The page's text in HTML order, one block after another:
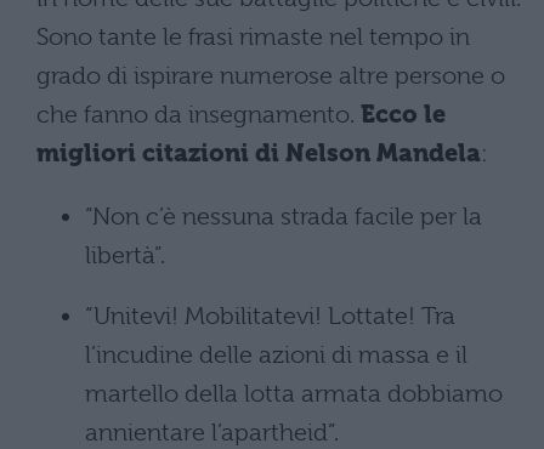
Sono tante le frasi rimaste nel tempo in
grado di ispirare numerose altre persone o
che fanno da insegnamento. Ecco le
migliori citazioni di Nelson Mandela:
“Non c’è nessuna strada facile per la
libertà”.
“Unitevi! Mobilitatevi! Lottate! Tra
l’incudine delle azioni di massa e il
martello della lotta armata dobbiamo
annientare l’apartheid”.